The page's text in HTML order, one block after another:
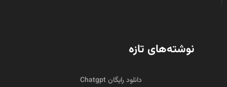
نوشته‌های تازه
دانلود رایگان Chatgpt